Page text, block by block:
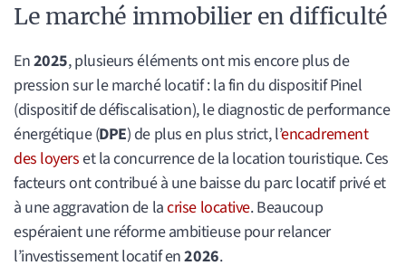
Le marché immobilier en difficulté
En2025, plusieurs éléments ont mis encore plus de
pression sur le marché locatif : la fin du dispositif Pinel
(dispositif de défiscalisation), le diagnostic de performance
énergétique (DPE) de plus en plus strict, l’encadrement
des loyerset la concurrence de la location touristique. Ces
facteurs ont contribué à une baisse du parc locatif privé et
à une aggravation de lacrise locative. Beaucoup
espéraient une réforme ambitieuse pour relancer
l’investissement locatif en2026.